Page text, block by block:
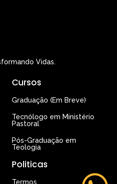
Vidas.
Cursos
Graduação (Em Breve)
Tecnólogo em Ministério
Pastoral
Pós-Graduação em
Teologia
Politicas
Termos